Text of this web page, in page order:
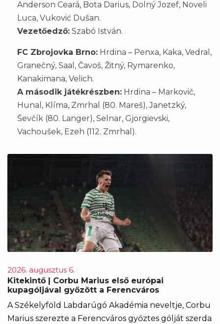
Anderson Ceará, Bota Darius, Dolný Jozef, Noveli
Luca, Vuković Dušan.
Vezetőedző: Szabó István.
FC Zbrojovka Brno: Hrdina – Penxa, Kaka, Vedral,
Granečný, Saal, Čavoš, Žitný, Rymarenko,
Kanakimana, Velich.
A második játékrészben: Hrdina – Markovič,
Hunal, Klíma, Zmrhal (80. Mareš), Janetzký,
Ševčík (80. Langer), Selnar, Gjorgievski,
Vachoušek, Ezeh (112. Zmrhal).
2026. augusztus 6.
Kitekintő | Corbu Marius első európai
kupagóljával győzött a Ferencváros
A Székelyföld Labdarúgó Akadémia neveltje, Corbu
Marius szerezte a Ferencváros győztes gólját szerda